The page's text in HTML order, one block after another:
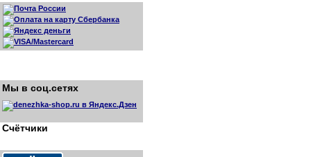
Мы в соц.сетях
Счётчики